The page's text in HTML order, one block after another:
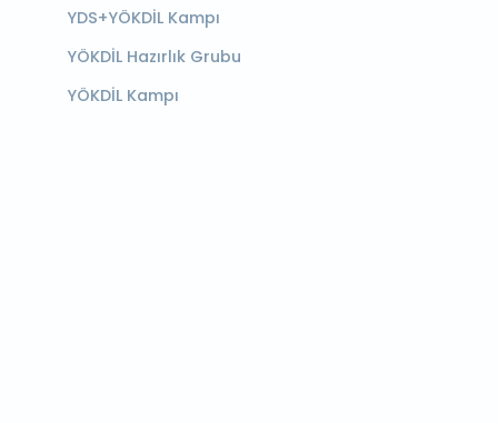
YDS+YÖKDİL Kampı
YÖKDİL Hazırlık Grubu
YÖKDİL Kampı